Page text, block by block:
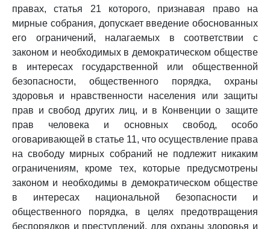
правах, статья 21 которого, признавая право на
мирные собрания, допускает введение обоснованных
его ограничений, налагаемых в соответствии с
законом и необходимых в демократическом обществе
в интересах государственной или общественной
безопасности, общественного порядка, охраны
здоровья и нравственности населения или защиты
прав и свобод других лиц, и в Конвенции о защите
прав человека и основных свобод, особо
оговаривающей в статье 11, что осуществление права
на свободу мирных собраний не подлежит никаким
ограничениям, кроме тех, которые предусмотрены
законом и необходимы в демократическом обществе
в интересах национальной безопасности и
общественного порядка, в целях предотвращения
беспорядков и преступлений, для охраны здоровья и